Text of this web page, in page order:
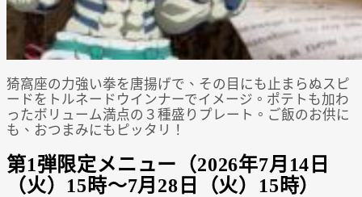
猗窩座の力強い拳を唐揚げで、その目にも止まらぬスピ
ードをトルネードウインナーでイメージ。ポテトも加わ
ったボリューム満点の３種盛りプレート。ご飯のお供に
も、おつまみにもピッタリ！
第1弾限定メニュー（2026年7月14日
（火）15時～7月28日（火）15時）